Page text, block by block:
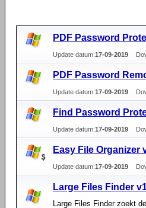
PDF Password
Update datum:17-09-2019
PDF Password
Update datum:17-09-2019
Find Password
Update datum:17-09-2019
Easy File Organizer
Update datum:17-09-2019
Large Files Finder
Large Files Finder zoekt